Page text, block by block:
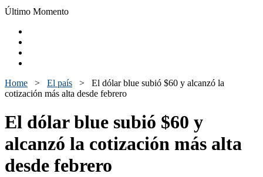
Último Momento
Home > El país > El dólar blue subió $60 y alcanzó la
cotización más alta desde febrero
El dólar blue subió $60 y
alcanzó la cotización más alta
desde febrero